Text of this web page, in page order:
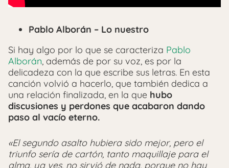
Pablo Alborán – Lo nuestro
Si hay algo por lo que se caracteriza Pablo
Alborán, además de por su voz, es por la
delicadeza con la que escribe sus letras. En esta
canción volvió a hacerlo, que también dedica a
una relación finalizada, en la que hubo
discusiones y perdones que acabaron dando
paso al vacío eterno.
«El segundo asalto hubiera sido mejor, pero el
triunfo sería de cartón, tanto maquillaje para el
alma, ya ves, no sirvió de nada, porque no hay